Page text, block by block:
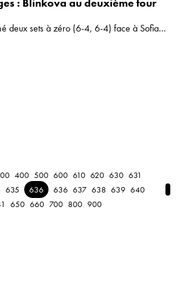
: Blinkova au deuxième tour
deux sets à zéro (6-4, 6-4) face à Sofia...
400 500 600 610 620 630 631
635 636 636 637 638 639 640
650 660 700 800 900